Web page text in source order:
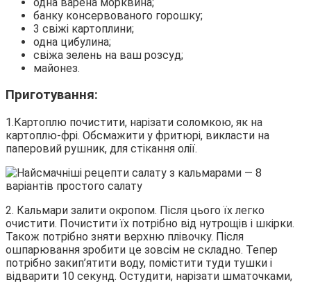
банку консервованого горошку;
3 свіжі картоплини;
одна цибулина;
свіжа зелень на ваш розсуд;
майонез.
Приготування:
1.Картоплю почистити, нарізати соломкою, як на
картоплю-фрі. Обсмажити у фритюрі, викласти на
паперовий рушник, для стікання олії.
2. Кальмари залити окропом. Після цього їх легко
очистити. Почистити їх потрібно від нутрощів і шкірки.
Також потрібно зняти верхню плівочку. Після
ошпарювання зробити це зовсім не складно. Тепер
потрібно закип’ятити воду, помістити туди тушки і
відварити 10 секунд. Остудити, нарізати шматочками,